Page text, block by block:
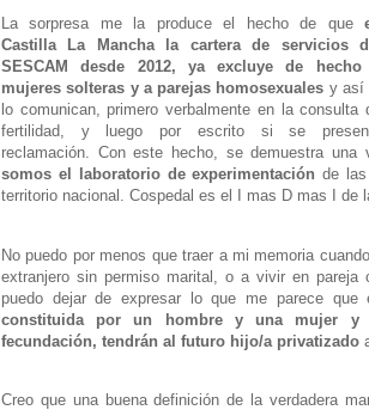
La sorpresa me la produce el hecho de que
Castilla La Mancha la cartera de servicios
SESCAM desde 2012, ya excluye de
mujeres solteras y a parejas homosexuales y así
lo comunican, primero verbalmente en la consulta
fertilidad, y luego por escrito si se
reclamación. Con este hecho, se demuestra
somos el laboratorio de experimentación de
territorio nacional. Cospedal es el I mas D mas I de
No puedo por menos que traer a mi memoria
extranjero sin permiso marital, o a vivir en
puedo dejar de expresar lo que me parece que
constituida por un hombre y una mujer y
fecundación, tendrán al futuro hijo/a privatizado
Creo que una buena definición de la verdadera